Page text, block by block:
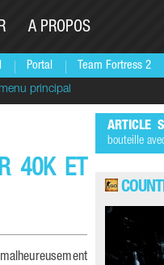
Portal Team Fortress 2
A PROPOS
principal
40K ET
ARTICLE
bouteille